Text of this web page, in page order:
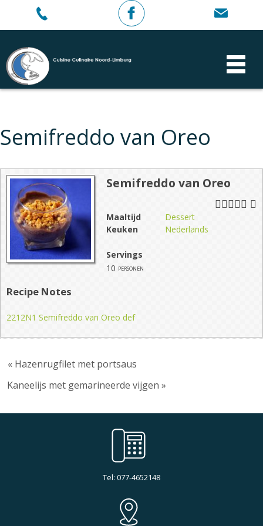
Semifreddo van Oreo
Semifreddo van Oreo
Maaltijd
Dessert
Keuken
Nederlands
Servings
10 personen
Recipe Notes
2212N1 Semifreddo van Oreo def
« Hazenrugfilet met portsaus
Kaneelijs met gemarineerde vijgen »
Tel: 077-4652148